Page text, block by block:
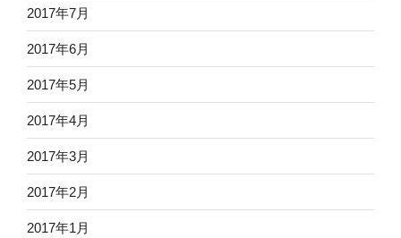
2017年7月
2017年6月
2017年5月
2017年4月
2017年3月
2017年2月
2017年1月